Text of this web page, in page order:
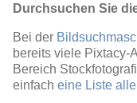
Durchsuchen Sie
Bei der
bereits viele Pixtacy-
Bereich
einfach eine Liste